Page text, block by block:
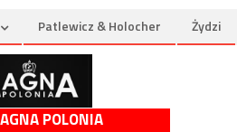
Patlewicz & Holocher Żydzi
POLONIA